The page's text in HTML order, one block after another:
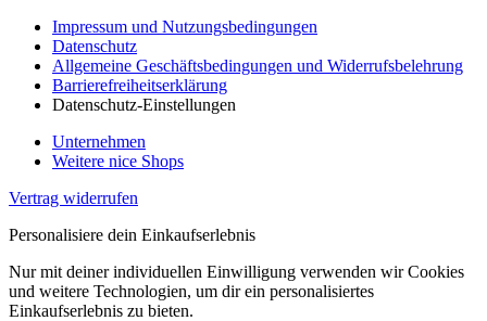
Impressum und Nutzungsbedingungen
Datenschutz
Allgemeine Geschäftsbedingungen und Widerrufsbelehrung
Barrierefreiheitserklärung
Datenschutz-Einstellungen
Unternehmen
Weitere nice Shops
Vertrag widerrufen
Personalisiere dein Einkaufserlebnis
Nur mit deiner individuellen Einwilligung verwenden wir Cookies
und weitere Technologien, um dir ein personalisiertes
Einkaufserlebnis zu bieten.